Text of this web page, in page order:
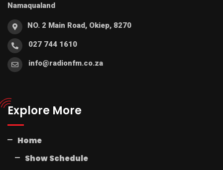
Namaqualand
NO. 2 Main Road, Okiep, 8270
027 744 1610
info@radionfm.co.za
Explore More
Home
Show Schedule